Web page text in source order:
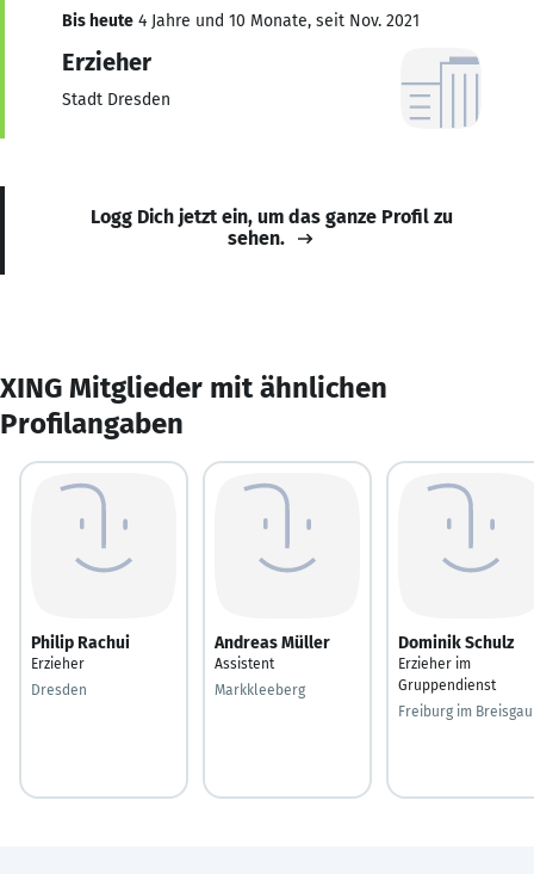
Bis heute 4 Jahre und 10 Monate, seit Nov. 2021
Erzieher
Stadt Dresden
Logg Dich jetzt ein, um das ganze Profil zu
sehen.
XING Mitglieder mit ähnlichen
Profilangaben
Philip Rachui
Erzieher
Dresden
Andreas Müller
Assistent
Markkleeberg
Dominik Schulz
Erzieher im
Gruppendienst
Freiburg im Breisgau